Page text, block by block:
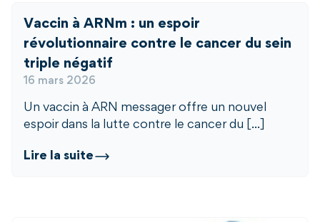
Vaccin à ARNm : un espoir
révolutionnaire contre le cancer du sein
triple négatif
16 mars 2026
Un vaccin à ARN messager offre un nouvel
espoir dans la lutte contre le cancer du [...]
Lire la suite